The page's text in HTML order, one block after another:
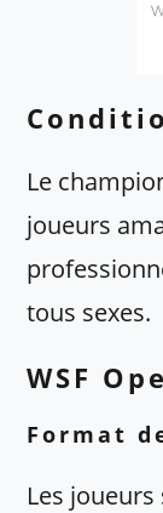
Le
joueurs
tous sexes.
WSF
Format
Les